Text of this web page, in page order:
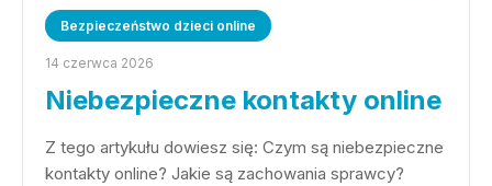
Bezpieczeństwo dzieci online
14 czerwca 2026
Niebezpieczne kontakty online
Z tego artykułu dowiesz się: Czym są niebezpieczne
kontakty online? Jakie są zachowania sprawcy?